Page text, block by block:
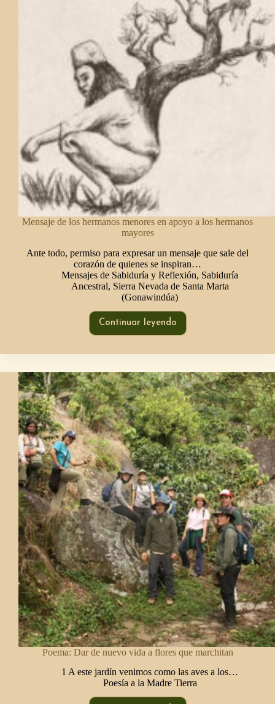
Mensaje de los hermanos menores en apoyo a los hermanos
mayores
Ante todo, permiso para expresar un mensaje que sale del
corazón de quienes se inspiran…
Mensajes de Sabiduría y Reflexión, Sabiduría
Ancestral, Sierra Nevada de Santa Marta
(Gonawindúa)
Continuar leyendo
Mensaje
de
hermanos
en
apoyo
a
los
hermanos
mayores
Poema: Dar de nuevo vida a flores que marchitan
1 A este jardín venimos como las aves a los…
Poesía a la Madre Tierra